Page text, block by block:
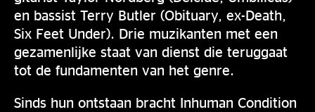
en bassist Terry Butler (Obituary, ex-Death,
Six Feet Under). Drie muzikanten met een
gezamenlijke staat van dienst die teruggaat
tot de fundamenten van het genre.
Sinds hun ontstaan bracht Inhuman Condition